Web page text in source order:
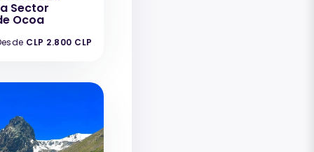
Sector
Ocoa
CLP 2.800 CLP